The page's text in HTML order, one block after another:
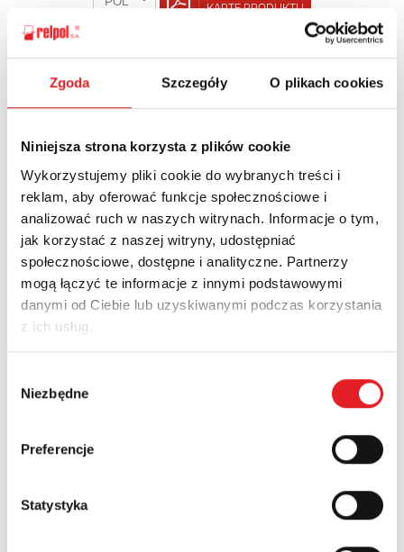
Zgoda Szczegóły O plikach cookies
Niniejsza strona korzysta z plików cookie
Wykorzystujemy pliki cookie do wybranych treści i
reklam, aby oferować funkcje społecznościowe i
analizować ruch w naszych witrynach. Informacje o tym,
jak korzystać z naszej witryny, udostępniać
społecznościowe, dostępne i analityczne. Partnerzy
mogą łączyć te informacje z innymi podstawowymi
danymi od Ciebie lub uzyskiwanymi podczas korzystania
z ich usług.
zgody
Niezbędne
Preferencje
Statystyka
KARTĘ PRODUKTU
POWRÓT
Zapytaj o szczegóły oferty
Imię i nazwisko: *
Adres e-mail: *
Nazwa firmy:
Województwo: